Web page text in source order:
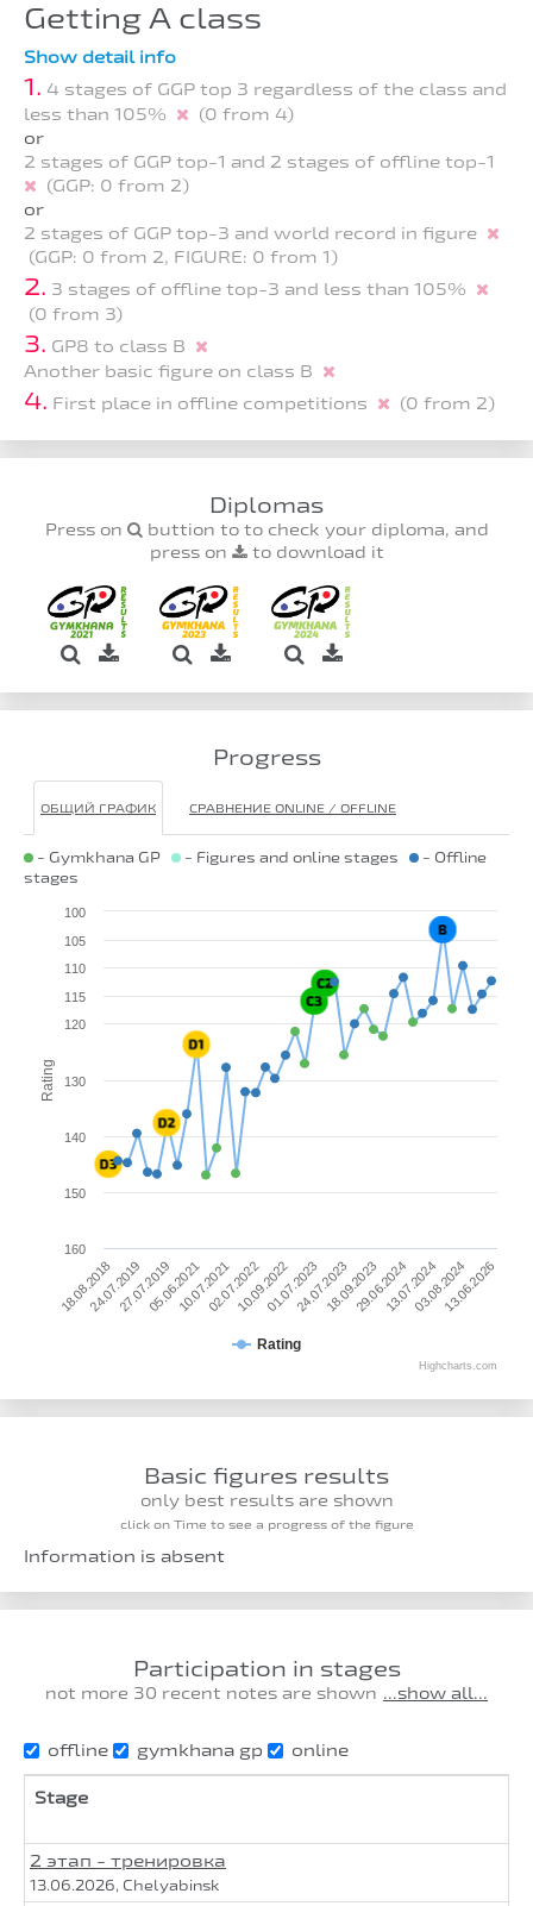
Getting A class
Show detail info
1. 4 stages of GGP top 3 regardless of the class and
less than 105%
(0 from 4)
or
2 stages of GGP top-1 and 2 stages of offline top-1
(GGP: 0 from 2)
or
2 stages of GGP top-3 and world record in figure
(GGP: 0 from 2, FIGURE: 0 from 1)
2. 3 stages of offline top-3 and less than 105%
(0 from 3)
3. GP8 to class B
Another basic figure on class B
4. First place in offline competitions (0 from 2)
Diplomas
Press on
buttion to to check your diploma, and
press on
to download it
Progress
ОБЩИЙ ГРАФИК СРАВНЕНИЕ ONLINE / OFFLINE
- Gymkhana GP - Figures and online stages
- Offline
stages
Rating
Rating
18.08.2018
24.07.201927.07.201905.06.202110.07.202102.07.202210.09.202201.07.202324.07.202318.09.202329.06.202413.07.202403.08.202413.06.2026
100
105
110
115
120
130
140
150
160
Highcharts.com
Basic figures results
only best results are shown
click on Time to see a progress of the figure
Information is absent
Participation in stages
not more 30 recent notes are shown ...show all...
offline gymkhana gp online
Stage
2 этап - тренировка
13.06.2026, Chelyabinsk